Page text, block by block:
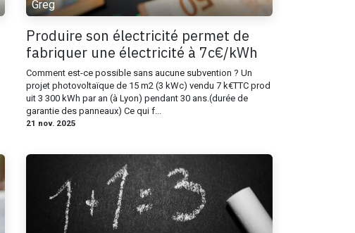
Greg
Produire son électricité permet de
fabriquer une électricité à 7c€/kWh
Comment est-ce possible sans aucune subvention ? Un
projet photovoltaïque de 15 m2 (3 kWc) vendu 7 k€TTC​ prod​
uit 3 300 kWh ​par an (à Lyon)​ pendant 30 ans.​(durée de
garantie des panneaux) Ce qui f...
21 nov. 2025